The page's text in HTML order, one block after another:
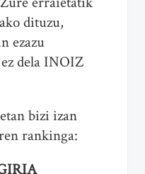
dituzu,
ezazu
dela INOIZ
bizi izan
rankinga: